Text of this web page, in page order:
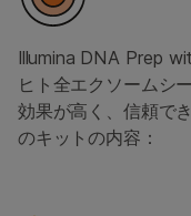
Illumina DNA Prep
ヒト全エクソームシ
効果が高く、信頼で
のキットの内容：